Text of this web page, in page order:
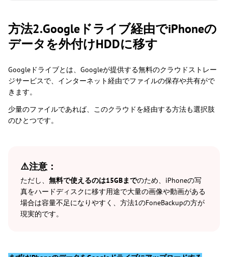
方法2.Googleドライブ経由でiPhoneの
データを外付けHDDに移す
Googleドライブとは、Googleが提供する無料のクラウドストレー
ジサービスで、インターネット経由でファイルの保存や共有がで
きます。
少量のファイルであれば、このクラウドを経由する方法も選択肢
のひとつです。
⚠️注意：
ただし、 無料で使えるのは15GBまでのため、iPhoneの写
真をハードディスクに移す用途で大量の画像や動画がある
場合は容量不足になりやすく、方法1のFoneBackupの方が
現実的です。